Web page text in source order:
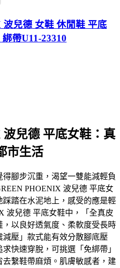
兒德 女鞋 休閒鞋 平底
帶U11-23310
兒德 平底女鞋：真
市生活
腳步沉重，渴望一雙能減輕負
PHOENIX 波兒德 平底女
踏在水泥地上，感受的應是輕
波兒德 平底女鞋中，「全真皮
以良好透氣度、柔軟度受長時
壓」款式能有效分散腳底壓
快速穿脫，可挑選「免綁帶」
繫鞋帶麻煩。肌膚敏感者，建